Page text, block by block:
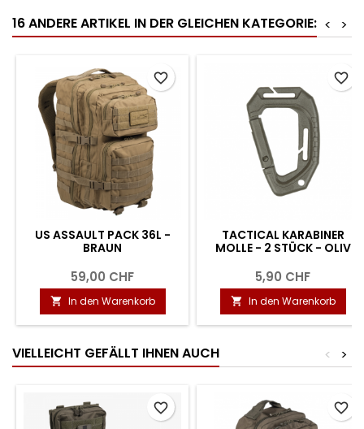
16 ANDERE ARTIKEL IN DER GLEICHEN KATEGORIE: >
<
US ASSAULT PACK 36L -
BRAUN
59,00 CHF
 In den Warenkorb
favorite_border
TACTICAL KARABINER
MOLLE - 2 STÜCK - OLIV
5,90 CHF
 In den Warenkorb
favorite_border
VIELLEICHT GEFÄLLT IHNEN AUCH >
<
favorite_border favorite_border